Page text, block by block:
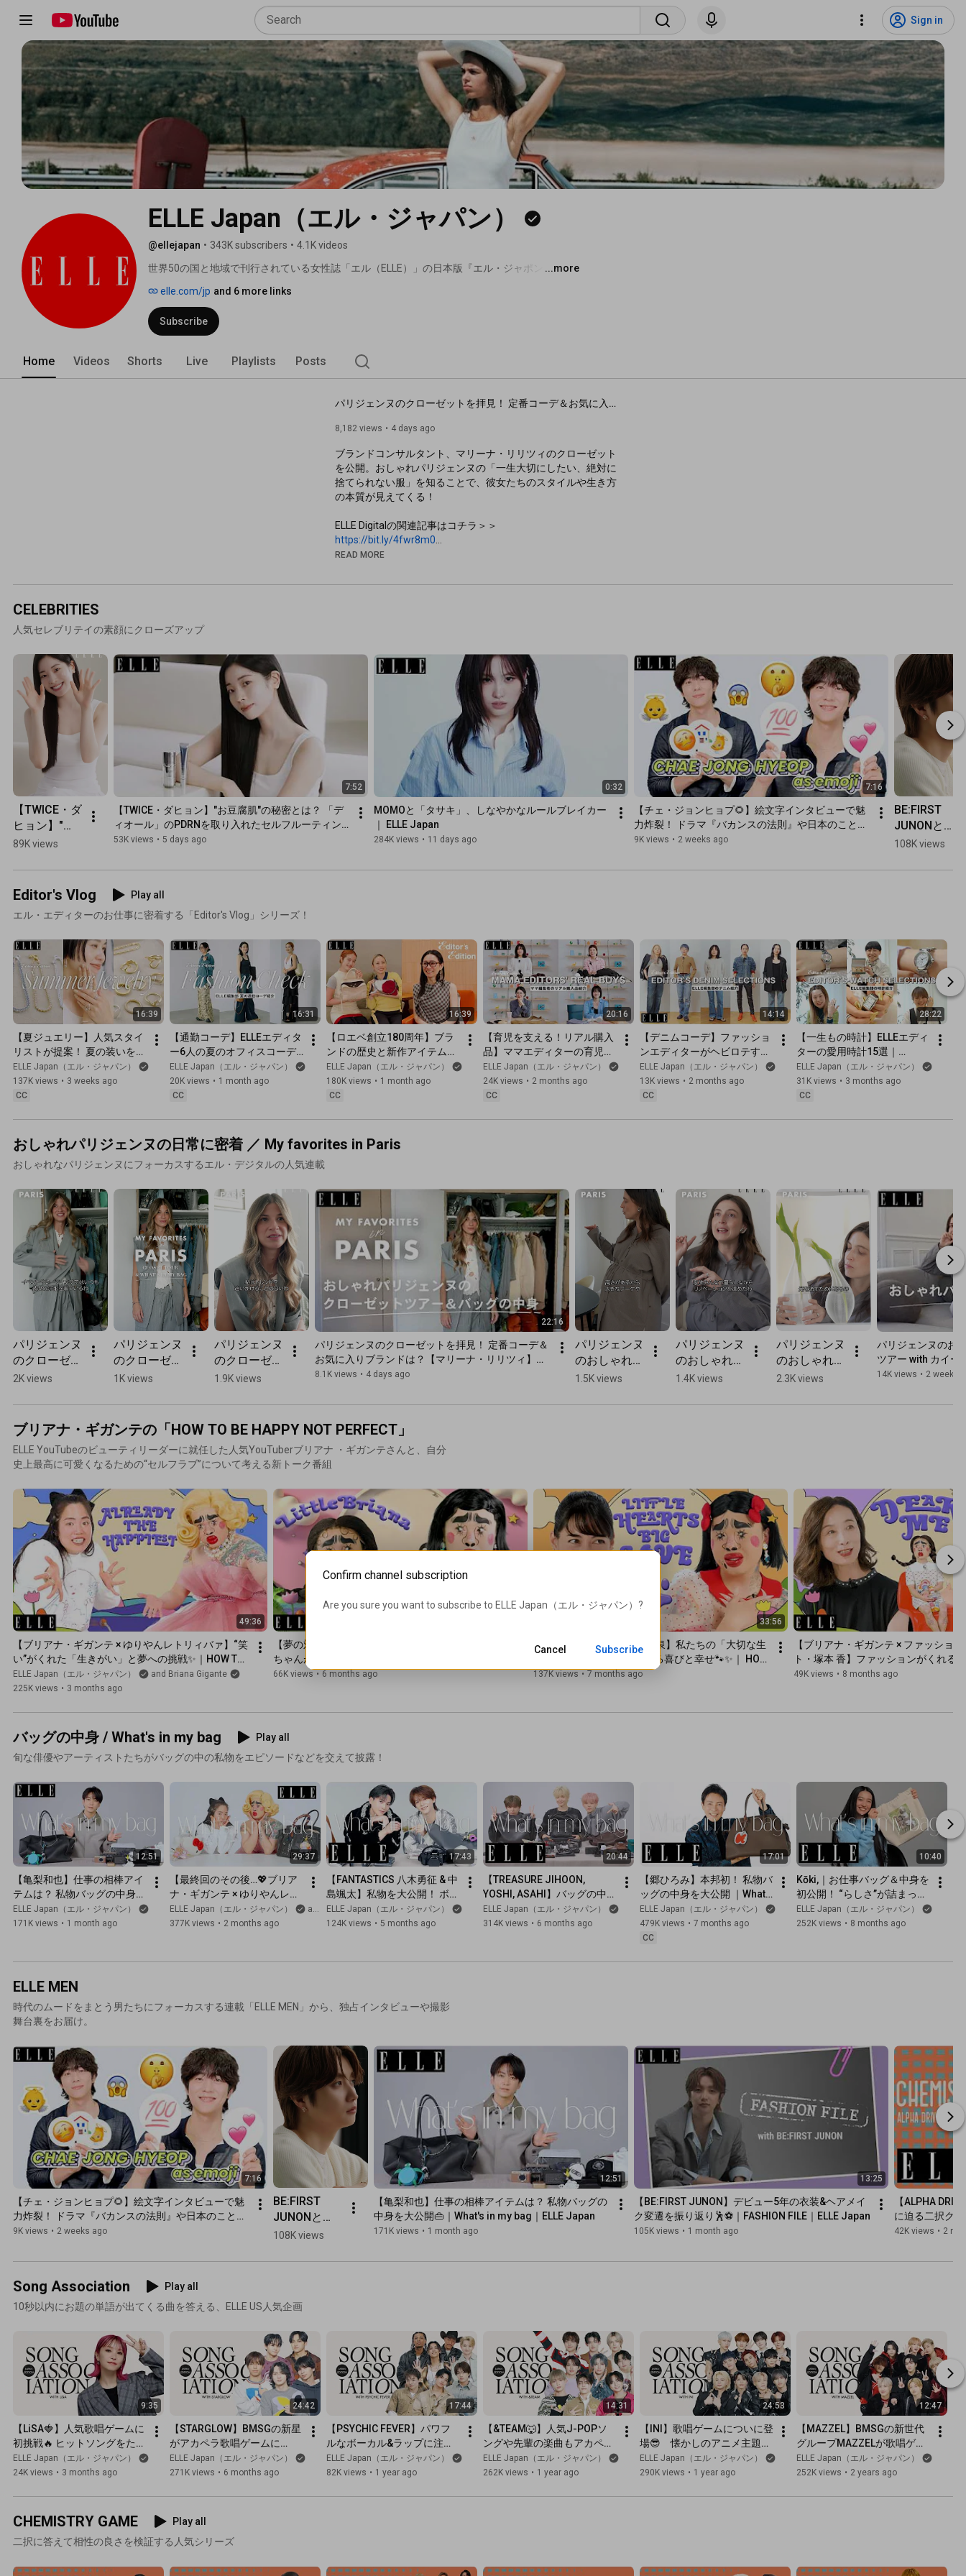
Sign in
ELLE Japan（エル・ジャパン）
@ellejapan • 343K subscribers • 4.1K videos
世界50の国と地域で刊行されている女性誌「エル（ELLE）」の日本版『エル・ジャポン』の公
...more
elle.com/jp and 6 more links
Subscribe
Home Videos Shorts Live Playlists Posts
パリジェンヌのクローゼットを拝見！ 定番コーデ＆お気に入りブランドは？【マリーナ・リリツィ】｜My Favorite in Paris｜ ELLE Japan
8,182 views 4 days ago
ブランドコンサルタント、マリーナ・リリツィのクローゼット
を公開。おしゃれパリジェンヌの「一生大切にしたい、絶対に
捨てられない服」を知ることで、彼女たちのスタイルや生き方
の本質が見えてくる！
https://bit.ly/4fwr8m0
video: CHLOÉ BRUHAT
coordination: ELIE INOUE
ELLE editor: MASAKO YUNOKI
Video Editor: NANAMI MAEDA
Video Producer: NAOHIRO SUGANUMA/Hearst
#ルームツアー#roomtour
#ellejapan
----------
チャンネル登録はこちら＞＞
http://bit.ly/SubscribeToELLEJapan
ELLE JAPAN：https://www.elle.com/jp/
INSTAGRAM：https://www.instagram.com/ellejapan/
X(旧Twitter)：https://twitter.com/ellejapan/
FACEBOOK：https://www.facebook.com/ellejapan/
READ MORE
CELEBRITIES
人気セレブリテイの素顔にクローズアップ
【TWICE・ダ
ヒョン】"お
豆腐肌"の秘
「ディオー
ル」のPDRN
を取り入れた
セルフルーテ
ィンをのぞき
見｜ ELLE
Japan
89K views
7:52
【TWICE・ダヒョン】"お豆腐肌"の秘密とは？ 「デ
ィオール」のPDRNを取り入れたセルフルーティン
をのぞき見｜ ELLE Japan
53K views • 5 days ago
0:32
MOMOと「タサキ」、しなやかなルールブレイカー
｜ ELLE Japan
284K views • 11 days ago
7:16
【チェ・ジョンヒョプ🌻】絵文字インタビューで魅
力炸裂！ ドラマ『バカンスの法則』や日本のことも
｜AS EMOJI｜ELLE Japan
9K views • 2 weeks ago
BE:FIRST
JUNONと
「ハリー・ウ
ン」。憧れの
108K views
Editor's Vlog
Play all
エル・エディターのお仕事に密着する「Editor's Vlog」シリーズ！
16:39
【夏ジュエリー】人気スタイ
リストが提案！ 夏の装いをア
ップデートする大人のジュエ
リー術｜Editor's Vlog
Special｜ELLE Japan
ELLE Japan（エル・ジャパン）
137K views • 3 weeks ago
CC
16:31
【通勤コーデ】ELLEエディタ
ー6人の夏のオフィスコーデ
＆バッグ｜Editor's Vlog
Special｜ELLE Japan
ELLE Japan（エル・ジャパン）
20K views • 1 month ago
CC
16:39
【ロエベ創立180周年】ブラ
ンドの歴史と新作アイテムを
ご紹介｜Editor's Vlog
Special｜ELLE Japan
ELLE Japan（エル・ジャパン）
180K views • 1 month ago
CC
20:16
【育児を支える！リアル購入
品】ママエディターの育児を
支える 本当に買って良かった
もの｜Editor's Vlog Special
｜ELLE Japan
ELLE Japan（エル・ジャパン）
24K views • 2 months ago
CC
14:14
【デニムコーデ】ファッショ
ンエディターがヘビロテする
デニム12選｜Editor's Vlog
Special｜ ELLE Japan
ELLE Japan（エル・ジャパン）
13K views • 2 months ago
CC
28:22
【一生もの時計】ELLEエディ
ターの愛用時計15選｜
Editor's Vlog Special｜ ELLE
Japan
ELLE Japan（エル・ジャパン）
31K views • 3 months ago
CC
おしゃれパリジェンヌの日常に密着 ／ My favorites in Paris
おしゃれなパリジェンヌにフォーカスするエル・デジタルの人気連載
パリジェンヌ
のクローゼッ
トの中身を拝
リーナ・リリ
ツィ Part 3｜
My Favorite
in Paris｜
ELLE Japan
#shorts
2K views
パリジェンヌ
のクローゼッ
トの中身を拝
リーナ・リリ
ツィ Part 2｜
My Favorite
in Paris｜
ELLE Japan
#shorts
1K views
パリジェンヌ
のクローゼッ
トの中身を拝
リーナ・リリ
ツィ Part 1｜
My Favorite
in Paris｜
ELLE Japan
#shorts
1.9K views
22:16
パリジェンヌのクローゼットを拝見！ 定番コーデ＆
お気に入りブランドは？【マリーナ・リリツィ】｜
My Favorite in Paris｜ ELLE Japan
8.1K views • 4 days ago
パリジェンヌ
のおしゃれイ
ンテリアを拝
ツアー with
in Paris｜
ELLE Japan
#shorts
1.5K views
パリジェンヌ
のおしゃれイ
ンテリアを拝
ツアー with
in Paris｜
ELLE Japan
#shorts
1.4K views
パリジェンヌ
のおしゃれイ
ンテリアを拝
ツアー with
in Paris｜
ELLE Japan
#shorts
2.3K views
パリジェンヌのお
ツアー with カイー
Favorite in Paris｜
14K views • 2 weeks
ブリアナ・ギガンテの「HOW TO BE HAPPY NOT PERFECT」
ELLE YouTubeのビューティリーダーに就任した人気YouTuberブリアナ ・ギガンテさんと、自分
史上最高に可愛くなるための“セルフラブ”について考える新トーク番組
49:36
【ブリアナ・ギガンテ × ゆりやんレトリィバァ】“笑
い”がくれた「生きがい」と夢への挑戦✨｜HOW TO
BE HAPPY NOT PERFECT｜ ELLE Japan
ELLE Japan（エル・ジャパン）
and Briana Gigante
225K views • 3 months ago
【夢の対談特別版💖】8歳のブリちゃん×12歳のブリ
ちゃんが語る「私たちの本当の幸せ」💫｜HOW TO
BE HAPPY NOT PERFECT｜ ELLE Japan
66K views • 6 months ago
33:56
【ブリアナ・ギガンテ × 森 泉】私たちの「大切な生
きがい＝動物たち」がくれる喜びと幸せ🐾✨｜ HOW
TO BE HAPPY NOT PERFECT｜ ELLE Japan
137K views • 7 months ago
【ブリアナ・ギガンテ × ファッショ
ト・塚本 香】ファッションがくれる
HOW TO BE HAPPY NOT PERFECT｜
49K views • 8 months ago
バッグの中身 / What's in my bag
Play all
旬な俳優やアーティストたちがバッグの中の私物をエピソードなどを交えて披露！
12:51
【亀梨和也】仕事の相棒アイ
テムは？ 私物バッグの中身を
大公開👜｜What's in my bag
｜ELLE Japan
ELLE Japan（エル・ジャパン）
171K views • 1 month ago
29:37
【最終回のその後…💖ブリア
ナ・ギガンテ × ゆりやんレト
リィバァ🎀】KAWAIIが詰ま
った愛用バッグの中身＆お気
Japan
ELLE Japan（エル・ジャパン）
and Briana Gigante
377K views • 2 months ago
17:43
【FANTASTICS 八木勇征 & 中
島颯太】私物を大公開！ ボー
カルコンビ“ゆせそた”のバッ
グの中身は？｜What's in my
ELLE Japan（エル・ジャパン）
124K views • 5 months ago
20:44
【TREASURE JIHOON,
YOSHI, ASAHI】バッグの中身
を大公開！　個性溢れるこだ
わり私物をチェック💎✨｜
ELLE Japan（エル・ジャパン）
314K views • 6 months ago
17:01
【郷ひろみ】本邦初！ 私物バ
ッグの中身を大公開 ｜What's
in my bag｜ ELLE Japan
ELLE Japan（エル・ジャパン）
479K views • 7 months ago
CC
10:40
Kōki,｜お仕事バッグ＆中身を
初公開！ “らしさ”が詰まった
リアルな愛用品を拝見 ｜
Whats in my bag｜ ELLE
ELLE Japan（エル・ジャパン）
252K views • 8 months ago
ELLE MEN
時代のムードをまとう男たちにフォーカスする連載「ELLE MEN」から、独占インタビューや撮影
舞台裏をお届け。
7:16
【チェ・ジョンヒョプ🌻】絵文字インタビューで魅
力炸裂！ ドラマ『バカンスの法則』や日本のことも
｜AS EMOJI｜ELLE Japan
9K views • 2 weeks ago
BE:FIRST
JUNONと
「ハリー・ウ
ン」。憧れの
Japan
108K views
12:51
【亀梨和也】仕事の相棒アイテムは？ 私物バッグの
中身を大公開👜｜What's in my bag｜ELLE Japan
171K views • 1 month ago
13:25
【BE:FIRST JUNON】デビュー5年の衣装&ヘアメイ
ク変遷を振り返り🕺⚽️｜FASHION FILE｜ELLE Japan
105K views • 1 month ago
【ALPHA
に迫る二択クイ
ELLE Japan
42K views • 2
Song Association
Play all
10秒以内にお題の単語が出てくる曲を答える、ELLE US人気企画
9:35
【LiSA🍓】人気歌唱ゲームに
初挑戦🔥 ヒットソングをたっ
ぷりアカペラ披露｜Song
Association｜ELLE Japan
ELLE Japan（エル・ジャパン）
24K views • 3 months ago
24:42
【STARGLOW】BMSGの新星
がアカペラ歌唱ゲームに
TRY！　ラスピ課題曲も披露
🎤｜Song Association｜
ELLE Japan（エル・ジャパン）
271K views • 6 months ago
17:44
【PSYCHIC FEVER】パワフ
ルなボーカル&ラップに注目
💚　歌唱ゲームにTRY｜Song
Association｜ELLE Japan
ELLE Japan（エル・ジャパン）
82K views • 1 year ago
14:31
【&TEAM🐺】人気J-POPソ
ングや先輩の楽曲もアカペラ
で披露🎤｜Song
Association｜ELLE Japan
ELLE Japan（エル・ジャパン）
262K views • 1 year ago
24:53
【INI】歌唱ゲームについに登
場😎　懐かしのアニメ主題歌
や合唱曲までたっぷりアカペ
ラ披露｜Song Association
ELLE Japan（エル・ジャパン）
290K views • 1 year ago
12:47
【MAZZEL】BMSGの新世代
グループMAZZELが歌唱ゲー
ムに初参戦！　話題曲のダン
スも｜Song Association｜
ELLE Japan（エル・ジャパン）
252K views • 2 years ago
CHEMISTRY GAME
Play all
二択に答えて相性の良さを検証する人気シリーズ
Confirm channel subscription
Are you sure you want to subscribe to ELLE Japan（エル・ジャパン） ?
Cancel Subscribe